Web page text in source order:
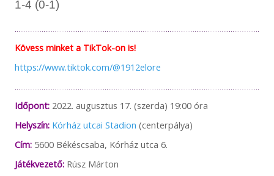
1-4 (0-1)
Kövess minket a TikTok-on is!
https://www.tiktok.com/@1912elore
Időpont:2022. augusztus 17. (szerda) 19:00 óra
Helyszín: Kórház utcai Stadion (centerpálya)
Cím:5600 Békéscsaba, Kórház utca 6.
Játékvezető:Rúsz Márton